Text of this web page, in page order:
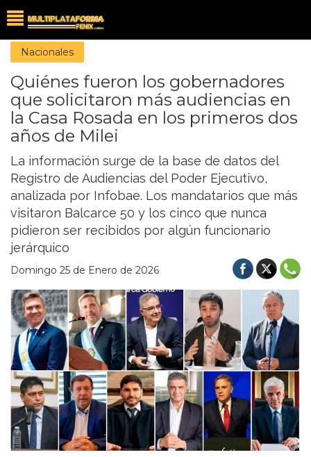
Nacionales
Quiénes fueron los gobernadores
que solicitaron más audiencias en
la Casa Rosada en los primeros dos
años de Milei
La información surge de la base de datos del
Registro de Audiencias del Poder Ejecutivo,
analizada por Infobae. Los mandatarios que más
visitaron Balcarce 50 y los cinco que nunca
pidieron ser recibidos por algún funcionario
jerárquico
Domingo 25 de Enero de 2026